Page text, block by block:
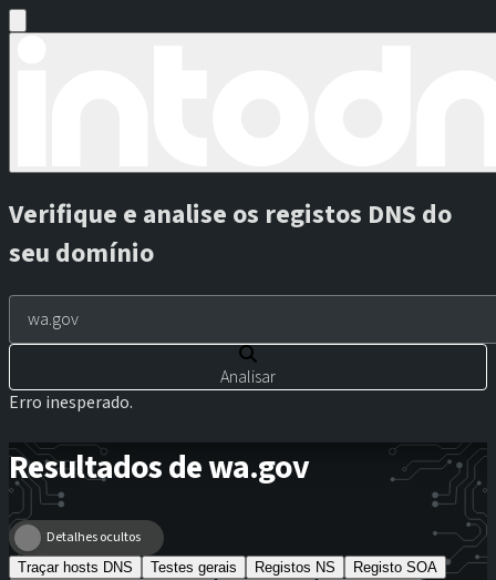
Verifique e analise os registos DNS do
seu domínio
Analisar
Erro inesperado.
Resultados de wa.gov
Detalhes ocultos
Traçar hosts DNS Testes gerais Registos NS
Registo SOA